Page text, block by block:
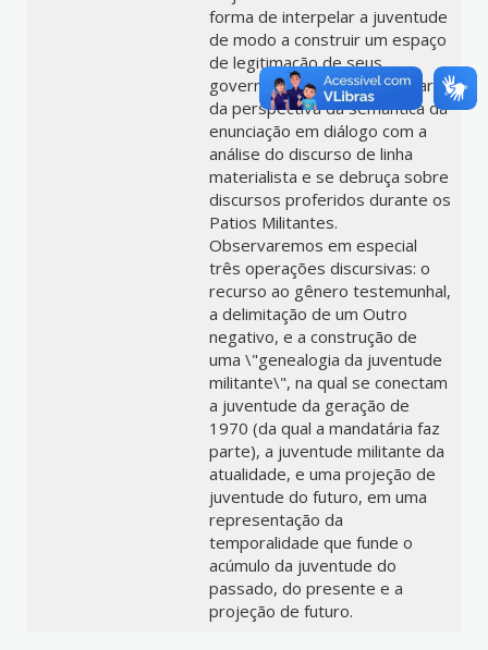
forma de interpelar a juventude
de modo a construir um espaço
de legitimação de seus
governos. Nosso trabalho parte
da perspectiva da semântica da
enunciação em diálogo com a
análise do discurso de linha
materialista e se debruça sobre
discursos proferidos durante os
Patios Militantes.
Observaremos em especial
três operações discursivas: o
recurso ao gênero testemunhal,
a delimitação de um Outro
negativo, e a construção de
uma \"genealogia da juventude
militante\", na qual se conectam
a juventude da geração de
1970 (da qual a mandatária faz
parte), a juventude militante da
atualidade, e uma projeção de
juventude do futuro, em uma
representação da
temporalidade que funde o
acúmulo da juventude do
passado, do presente e a
projeção de futuro.